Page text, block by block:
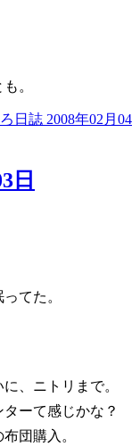
。
日誌 2008年02月04
日
てた。
、ニトリまで。
ーて感じかな？
団購入。